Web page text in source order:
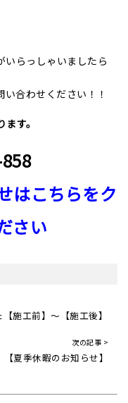
いらっしゃいましたら
合わせください！！
す。
はこちらをク
さい
市で屋根塗装工事を行いまし
施工前】～【施工後】
次の記事 >
【夏季休暇のお知らせ】